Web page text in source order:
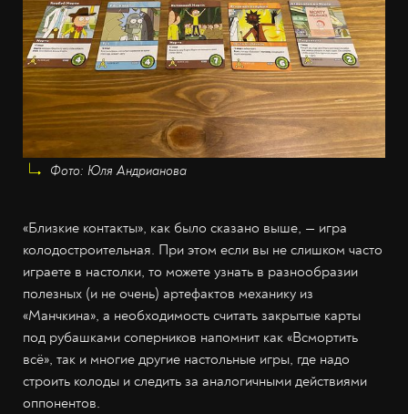
Фото: Юля Андрианова
«Близкие контакты», как было сказано выше, — игра
колодостроительная. При этом если вы не слишком часто
играете в настолки, то можете узнать в разнообразии
полезных (и не очень) артефактов механику из
«Манчкина», а необходимость считать закрытые карты
под рубашками соперников напомнит как «Всмортить
всё», так и многие другие настольные игры, где надо
строить колоды и следить за аналогичными действиями
оппонентов.